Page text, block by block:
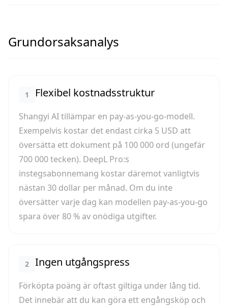
Grundorsaksanalys
1 Flexibel kostnadsstruktur
Shangyi AI tillämpar en pay-as-you-go-modell.
Exempelvis kostar det endast cirka 5 USD att
översätta ett dokument på 100 000 ord (ungefär
700 000 tecken). DeepL Pro:s
instegsabonnemang kostar däremot vanligtvis
nästan 30 dollar per månad. Om du inte
översätter varje dag kan modellen pay-as-you-go
spara över 80 % av onödiga utgifter.
2 Ingen utgångspress
Förköpta poäng är oftast giltiga under lång tid.
Det innebär att du kan göra ett engångsköp och